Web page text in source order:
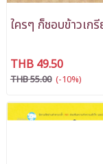
ใครๆ ก็ชอบข้าวเก
THB 49.50
THB 55.00 (-10%)